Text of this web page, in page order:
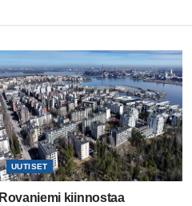
UUTISET
Rovaniemi kiinnostaa